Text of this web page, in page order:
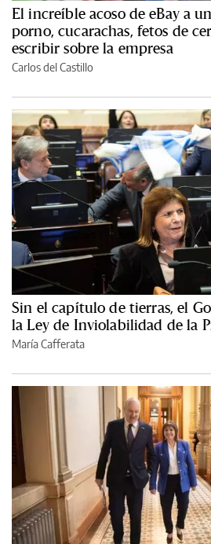
El increíble acoso de eBay a
porno, cucarachas, fetos de
escribir sobre la empresa
Carlos del Castillo
Sin el capítulo de tierras, el
la Ley de Inviolabilidad de la
María Cafferata